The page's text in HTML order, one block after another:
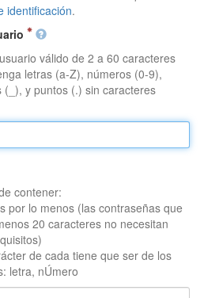
identificación.
válido de 2 a 60 caracteres
letras (a-Z), números (0-9),
(_), y puntos (.) sin caracteres
contener:
por lo menos (las contraseñas que
20 caracteres no necesitan
de cada tiene que ser de los
letra, nÚmero